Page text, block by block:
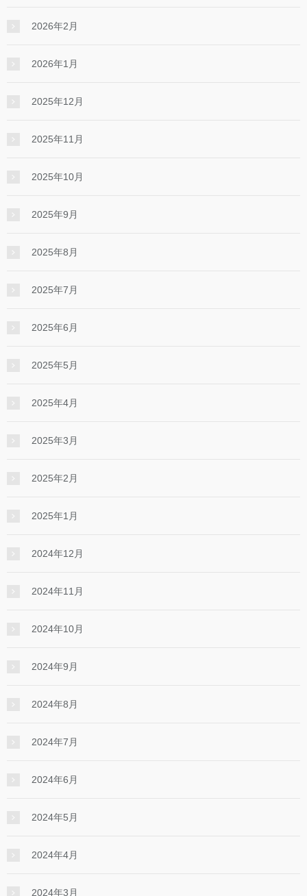
2026年2月
2026年1月
2025年12月
2025年11月
2025年10月
2025年9月
2025年8月
2025年7月
2025年6月
2025年5月
2025年4月
2025年3月
2025年2月
2025年1月
2024年12月
2024年11月
2024年10月
2024年9月
2024年8月
2024年7月
2024年6月
2024年5月
2024年4月
2024年3月